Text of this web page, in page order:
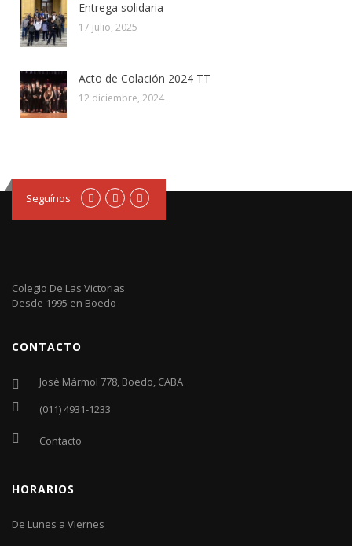
Entrega solidaria
17 julio, 2025
Acto de Colación 2024 TT
12 diciembre, 2024
Seguínos
Colegio De Las Victorias
Desde 1995 en Boedo
CONTACTO
José Mármol 778, Boedo, CABA
(011) 4931-1233
Contacto
HORARIOS
De Lunes a Viernes